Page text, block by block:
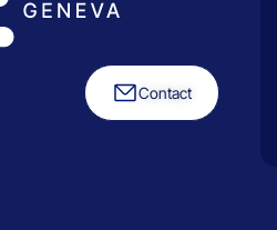
Contact